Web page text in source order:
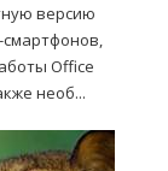
версию
смартфонов,
Office
необ...